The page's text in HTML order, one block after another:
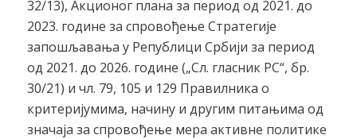
32/13), Акционог плана за период од 2021. до
2023. године за спровођење Стратегије
запошљавања у Републици Србији за период
од 2021. до 2026. године („Сл. гласник РС“, бр.
30/21) и чл. 79, 105 и 129 Правилника о
критеријумима, начину и другим питањима од
значаја за спровођење мера активне политике